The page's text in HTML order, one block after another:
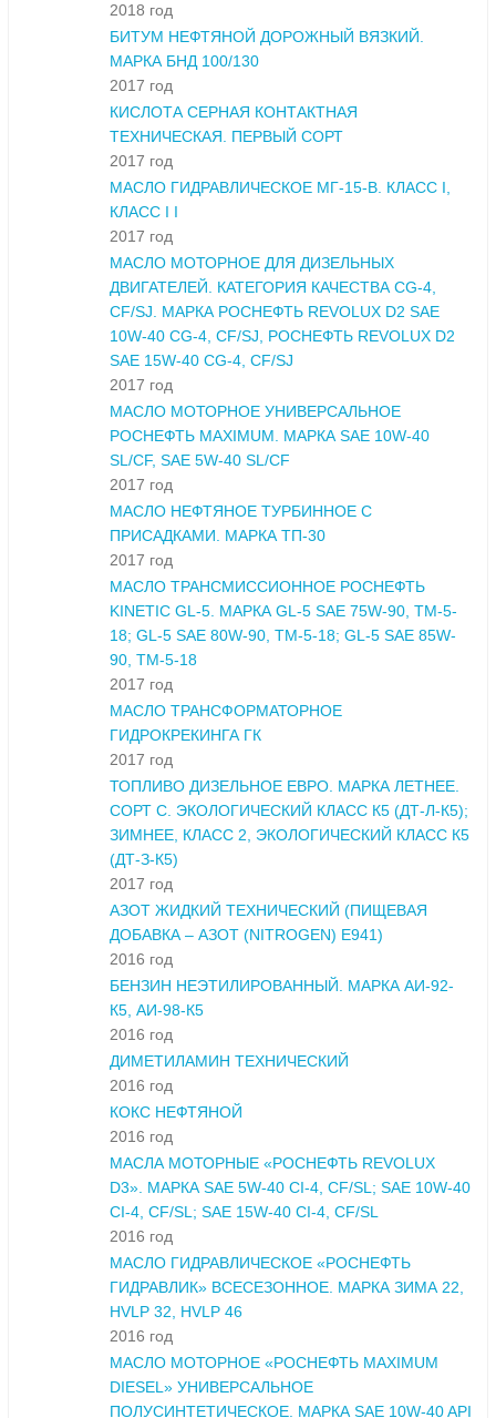
2018 год
БИТУМ НЕФТЯНОЙ ДОРОЖНЫЙ ВЯЗКИЙ.
МАРКА БНД 100/130
2017 год
КИСЛОТА СЕРНАЯ КОНТАКТНАЯ
ТЕХНИЧЕСКАЯ. ПЕРВЫЙ СОРТ
2017 год
МАСЛО ГИДРАВЛИЧЕСКОЕ МГ-15-В. КЛАСС I,
КЛАСС I I
2017 год
МАСЛО МОТОРНОЕ ДЛЯ ДИЗЕЛЬНЫХ
ДВИГАТЕЛЕЙ. КАТЕГОРИЯ КАЧЕСТВА CG-4,
CF/SJ. МАРКА РОСНЕФТЬ REVOLUX D2 SAE
10W-40 CG-4, CF/SJ, РОСНЕФТЬ REVOLUX D2
SAE 15W-40 CG-4, CF/SJ
2017 год
МАСЛО МОТОРНОЕ УНИВЕРСАЛЬНОЕ
РОСНЕФТЬ MAXIMUM. МАРКА SAE 10W-40
SL/CF, SAE 5W-40 SL/CF
2017 год
МАСЛО НЕФТЯНОЕ ТУРБИННОЕ С
ПРИСАДКАМИ. МАРКА ТП-30
2017 год
МАСЛО ТРАНСМИССИОННОЕ РОСНЕФТЬ
KINETIC GL-5. МАРКА GL-5 SAE 75W-90, ТМ-5-
18; GL-5 SAE 80W-90, ТМ-5-18; GL-5 SAE 85W-
90, ТМ-5-18
2017 год
МАСЛО ТРАНСФОРМАТОРНОЕ
ГИДРОКРЕКИНГА ГК
2017 год
ТОПЛИВО ДИЗЕЛЬНОЕ ЕВРО. МАРКА ЛЕТНЕЕ.
СОРТ С. ЭКОЛОГИЧЕСКИЙ КЛАСС К5 (ДТ-Л-К5);
ЗИМНЕЕ, КЛАСС 2, ЭКОЛОГИЧЕСКИЙ КЛАСС К5
(ДТ-З-К5)
2017 год
АЗОТ ЖИДКИЙ ТЕХНИЧЕСКИЙ (ПИЩЕВАЯ
ДОБАВКА – АЗОТ (NITROGEN) E941)
2016 год
БЕНЗИН НЕЭТИЛИРОВАННЫЙ. МАРКА АИ-92-
К5, АИ-98-К5
2016 год
ДИМЕТИЛАМИН ТЕХНИЧЕСКИЙ
2016 год
КОКС НЕФТЯНОЙ
2016 год
МАСЛА МОТОРНЫЕ «РОСНЕФТЬ REVOLUX
D3». МАРКА SAE 5W-40 CI-4, CF/SL; SAE 10W-40
CI-4, CF/SL; SAE 15W-40 CI-4, CF/SL
2016 год
МАСЛО ГИДРАВЛИЧЕСКОЕ «РОСНЕФТЬ
ГИДРАВЛИК» ВСЕСЕЗОННОЕ. МАРКА ЗИМА 22,
HVLP 32, HVLP 46
2016 год
МАСЛО МОТОРНОЕ «РОСНЕФТЬ MAXIMUM
DIESEL» УНИВЕРСАЛЬНОЕ
ПОЛУСИНТЕТИЧЕСКОЕ. МАРКА SAE 10W-40 API